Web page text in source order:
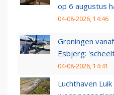
op 6 augustus
04-08-2026, 14:46
Groningen
Esbjerg:
04-08-2026, 14:41
Luchthaven